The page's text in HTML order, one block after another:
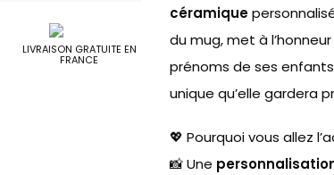
LIVRAISON GRATUITE EN
FRANCE
céramique
du mug, met à
prénoms de ses
unique qu’elle gardera
💖 Pourquoi vous allez
📸 Une